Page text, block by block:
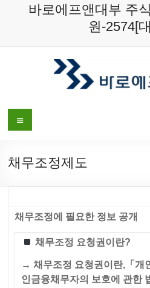
바로에프앤대부 주
원-2574[
메
뉴
채무조정제도
채무조정에 필요한 정보 공개
채무조정 요청권이란?
→ 채무조정 요청권이란,「개
인금융채무자의 보호에 관한